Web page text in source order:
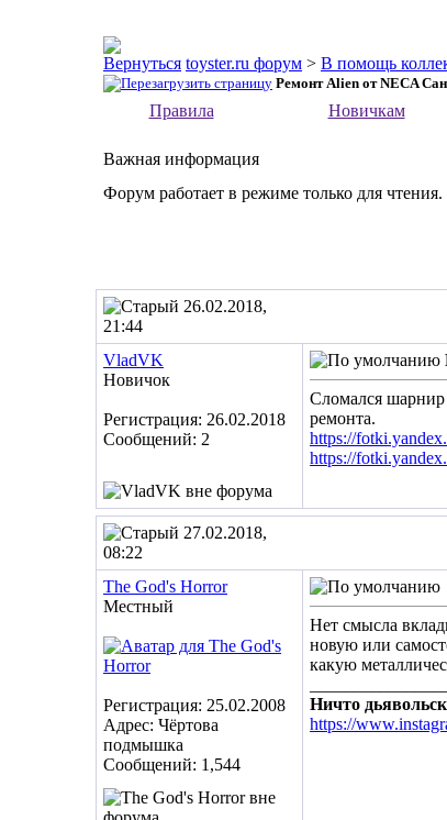
toyster.ru форум > В помощь
Ремонт Alien от NECA
Правила
Новичкам
Важная информация
Форум работает в режиме только для
26.02.2018,
21:44
VladVK
Новичок
Регистрация: 26.02.2018
Сообщений: 2
Сломался шарнир
ремонта.
https://
https://
27.02.2018,
08:22
The God's Horror
Местный
Регистрация: 25.02.2008
Адрес: Чёртова
подмышка
Сообщений: 1,544
Нет смысла
новую или
какую
Ничто
https://